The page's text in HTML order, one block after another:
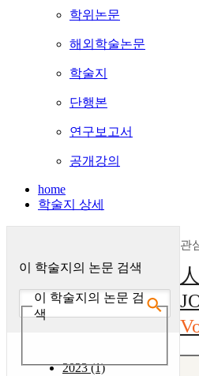
학위논문
해외학술논문
학술지
단행본
연구보고서
공개강의
home
학술지 상세
이 학술지의 논문 검색
이 학술지의 논문 검
색
2023 (1)
관